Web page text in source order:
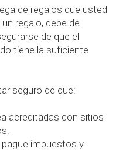
de regalos que usted
regalo, debe de
de que el
tiene la suficiente
seguro de que:
acreditadas con sitios
impuestos y